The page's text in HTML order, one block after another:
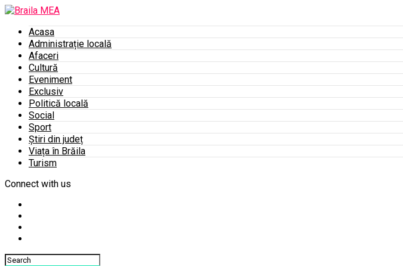
Acasa
Administrație locală
Afaceri
Cultură
Eveniment
Exclusiv
Politică locală
Social
Sport
Știri din județ
Viața în Brăila
Turism
Connect with us